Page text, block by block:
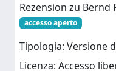
Rezension zu
accesso aperto
Tipologia: Versione
Licenza: Accesso